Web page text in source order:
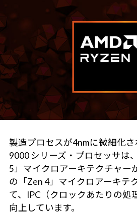
製造プロセスが4nmに微細化
9000 シリーズ・プロセッサは
5」マイクロアーキテクチャー
の「Zen 4」マイクロアーキテ
て、IPC（クロックあたりの処
向上しています。